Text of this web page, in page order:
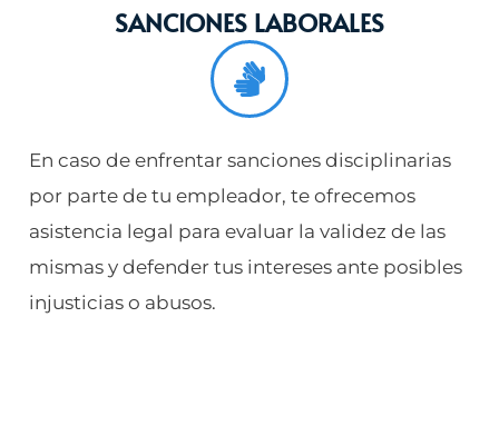
SANCIONES LABORALES
En caso de enfrentar sanciones disciplinarias
por parte de tu empleador, te ofrecemos
asistencia legal para evaluar la validez de las
mismas y defender tus intereses ante posibles
injusticias o abusos.